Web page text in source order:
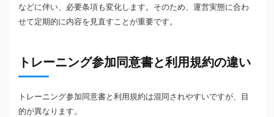
などに伴い、必要条項も変化します。そのため、運営実態に合わ
せて定期的に内容を見直すことが重要です。
トレーニング参加同意書と利用規約の違い
トレーニング参加同意書と利用規約は混同されやすいですが、目
的が異なります。